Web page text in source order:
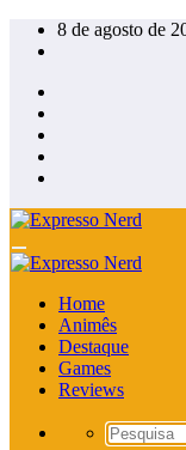
Pular
para
conteúdo
8 de agosto de
Home
Animês
Destaque
Games
Reviews